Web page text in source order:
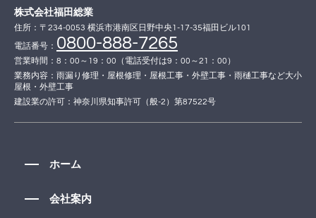
株式会社福田総業
住所：〒234-0053 横浜市港南区日野中央1-17-35福田ビル101
電話番号： 0800-888-7265
営業時間：8：00～19：00（電話受付は9：00～21：00）
業務内容：雨漏り修理・屋根修理・屋根工事・外壁工事・雨樋工事など大小
屋根・外壁工事
建設業の許可：神奈川県知事許可（般-2）第87522号
ホーム
会社案内